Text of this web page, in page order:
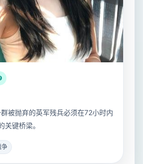
被抛弃的英军残兵必须在72小时内
关键桥梁。
争